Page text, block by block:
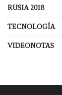
RUSIA 2018
TECNOLOGÍA
VIDEONOTAS